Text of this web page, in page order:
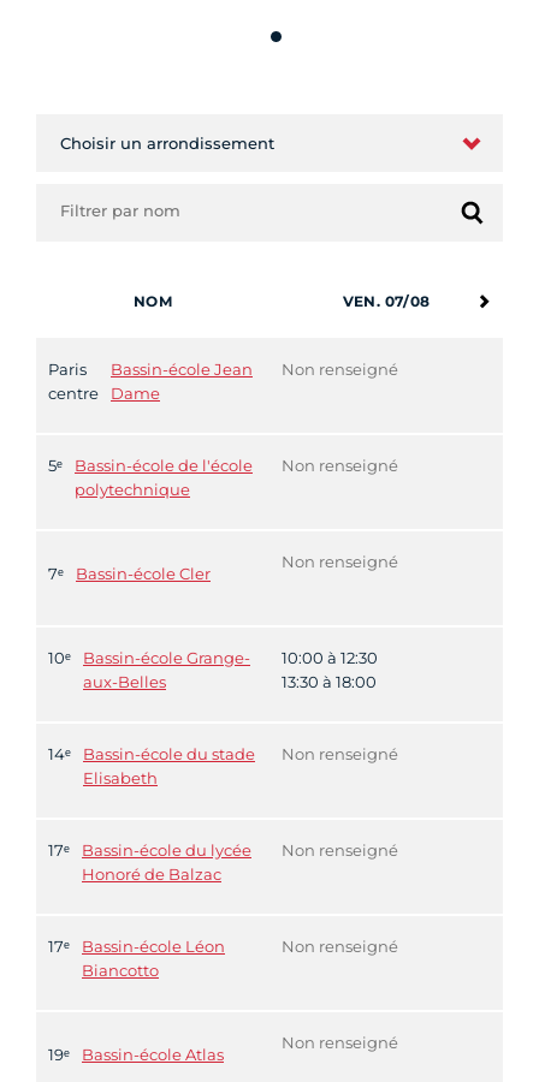
NOM VEN. 07/08
Paris
centre
Bassin-école Jean
Dame
Non renseigné
5ᵉ
Bassin-école de l'école
polytechnique
Non renseigné
7ᵉ Bassin-école Cler
Non renseigné
10ᵉ
Bassin-école Grange-
aux-Belles
10:00 à 12:30
13:30 à 18:00
14ᵉ
Bassin-école du stade
Elisabeth
Non renseigné
17ᵉ
Bassin-école du lycée
Honoré de Balzac
Non renseigné
17ᵉ
Bassin-école Léon
Biancotto
Non renseigné
19ᵉ Bassin-école Atlas
Non renseigné